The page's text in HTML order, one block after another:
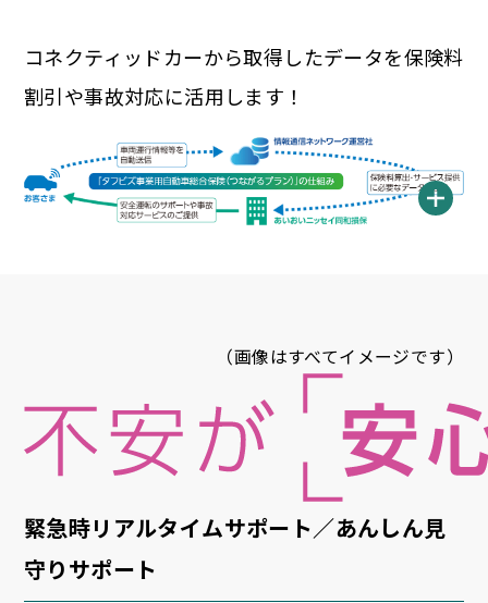
コネクティッドカーから取得したデータを保険料
割引や事故対応に活用します！
（画像はすべてイメージです）
緊急時リアルタイムサポート／あんしん見
守りサポート